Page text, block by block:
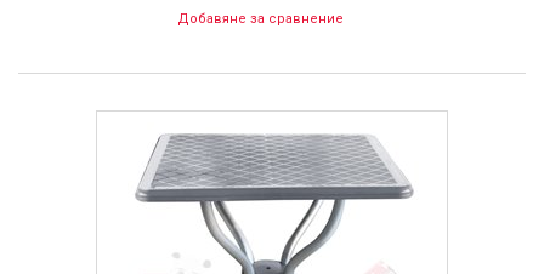
Добавяне за сравнение